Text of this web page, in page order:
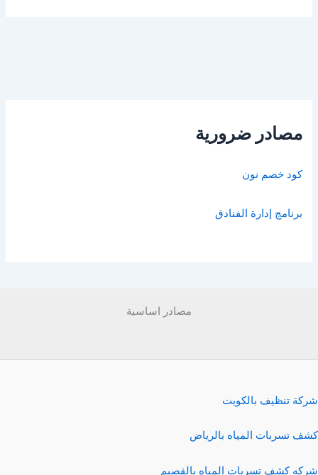
مصادر ضرورية
كود خصم نون
برنامج إدارة الفنادق
مصادر اساسية
شركة تنظيف بالكويت
كشف تسربات المياه بالرياض
شركه كشف تسربات المياه بالقصيم